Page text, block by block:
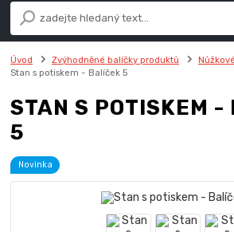
Úvod Zvýhodněné balíčky produktů
Stan s potiskem - Balíček 5
STAN S POTISKEM -
5
Novinka